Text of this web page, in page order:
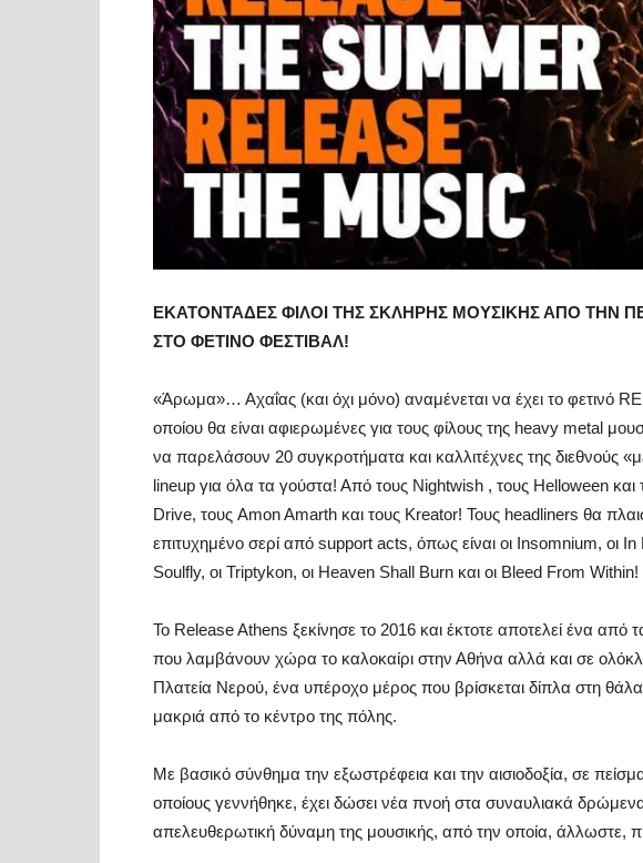
ΕΚΑΤΟΝΤΑΔΕΣ ΦΙΛΟΙ ΤΗΣ ΣΚΛΗΡΗΣ ΜΟΥΣΙΚΗΣ ΑΠΟ ΤΗΝ
ΣΤΟ ΦΕΤΙΝΟ ΦΕΣΤΙΒΑΛ!
«Άρωμα»… Αχαΐας (και όχι μόνο) αναμένεται να έχει το φετινό
οποίου θα είναι αφιερωμένες για τους φίλους της heavy metal
να παρελάσουν 20 συγκροτήματα και καλλιτέχνες της διεθνούς
lineup για όλα τα γούστα! Από τους Nightwish , τους Helloween
Drive, τους Amon Amarth και τους Kreator! Τους headliners θα
επιτυχημένο σερί από support acts, όπως είναι οι Insomnium, οι
Soulfly, οι Triptykon, οι Heaven Shall Burn και οι Bleed From Within!
Το Release Athens ξεκίνησε το 2016 και έκτοτε αποτελεί ένα από
που λαμβάνουν χώρα το καλοκαίρι στην Αθήνα αλλά και σε
Πλατεία Νερού, ένα υπέροχο μέρος που βρίσκεται δίπλα στη
μακριά από το κέντρο της πόλης.
Με βασικό σύνθημα την εξωστρέφεια και την αισιοδοξία, σε
οποίους γεννήθηκε, έχει δώσει νέα πνοή στα συναυλιακά
απελευθερωτική δύναμη της μουσικής, από την οποία, άλλωστε,